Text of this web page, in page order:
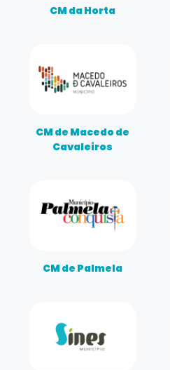
CM da Horta
CM de Macedo de
Cavaleiros
CM de Palmela